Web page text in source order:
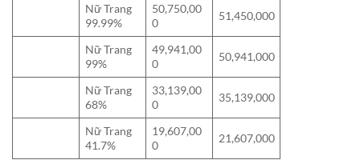
Nữ Trang
99.99%
50,750,00
0
51,450,000
Nữ Trang
99%
49,941,00
0
50,941,000
Nữ Trang
68%
33,139,00
0
35,139,000
Nữ Trang
41.7%
19,607,00
0
21,607,000